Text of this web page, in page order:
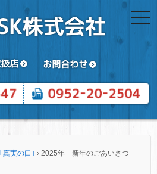
真実の口｣ › 2025年 新年のごあいさつ